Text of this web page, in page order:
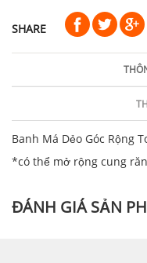
SHARE
Banh Má Dẻo Góc Rộng
*có thể mở rộng cung
ĐÁNH GIÁ SẢN